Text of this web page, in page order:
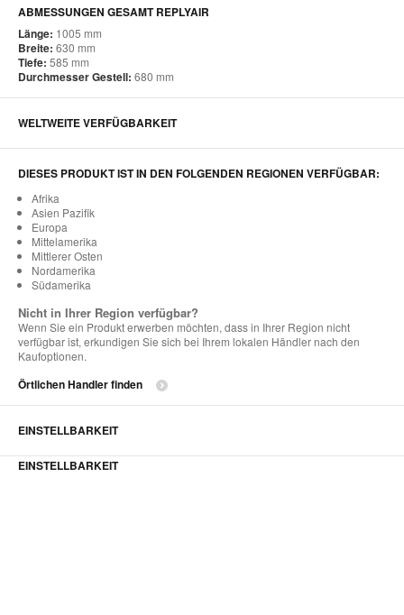
ABMESSUNGEN GESAMT REPLYAIR
Länge: 1005 mm
Breite: 630 mm
Tiefe: 585 mm
Durchmesser Gestell: 680 mm
WELTWEITE VERFÜGBARKEIT
DIESES PRODUKT IST IN DEN FOLGENDEN REGIONEN VERFÜGBAR:
Afrika
Asien Pazifik
Europa
Mittelamerika
Mittlerer Osten
Nordamerika
Südamerika
Nicht in Ihrer Region verfügbar?
Wenn Sie ein Produkt erwerben möchten, dass in Ihrer Region nicht
verfügbar ist, erkundigen Sie sich bei Ihrem lokalen Händler nach den
Kaufoptionen.
Örtlichen Handler finden
EINSTELLBARKEIT
EINSTELLBARKEIT